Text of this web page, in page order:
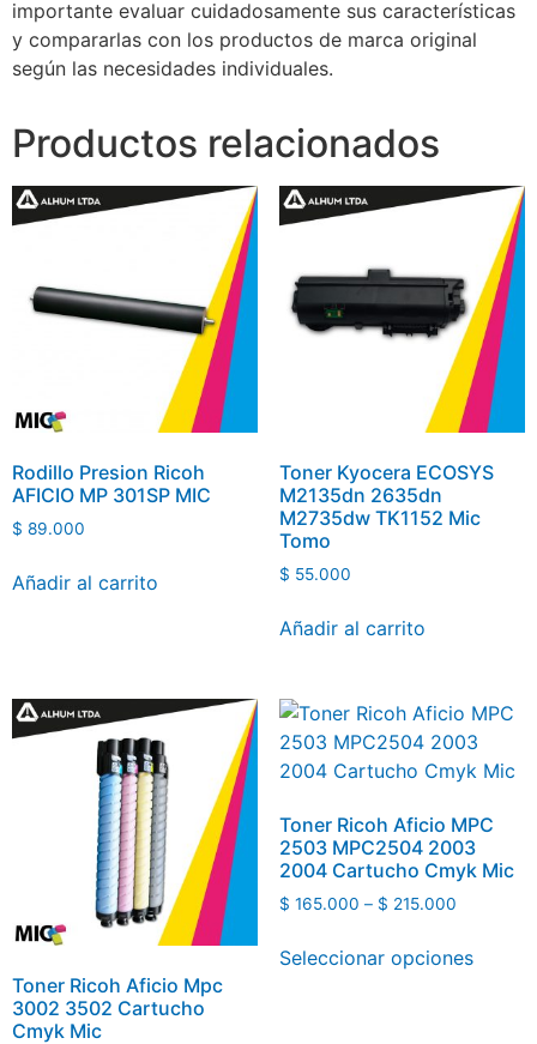
importante evaluar cuidadosamente sus características
y compararlas con los productos de marca original
según las necesidades individuales.
Productos relacionados
Rodillo Presion Ricoh
AFICIO MP 301SP MIC
$ 89.000
Añadir al carrito
Toner Kyocera ECOSYS
M2135dn 2635dn
M2735dw TK1152 Mic
Tomo
$ 55.000
Añadir al carrito
Toner Ricoh Aficio Mpc
3002 3502 Cartucho
Cmyk Mic
Toner Ricoh Aficio MPC
2503 MPC2504 2003
2004 Cartucho Cmyk Mic
$ 165.000 – $ 215.000
Seleccionar opciones